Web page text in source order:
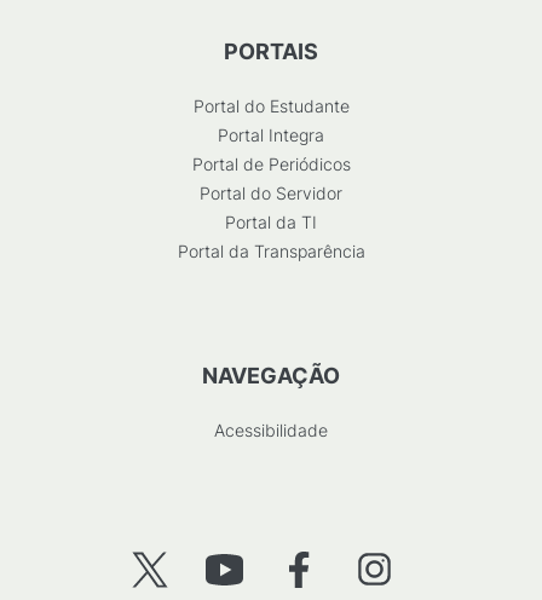
PORTAIS
Portal do Estudante
Portal Integra
Portal de Periódicos
Portal do Servidor
Portal da TI
Portal da Transparência
NAVEGAÇÃO
Acessibilidade